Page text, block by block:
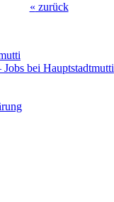
« zurück
bei Hauptstadtmutti